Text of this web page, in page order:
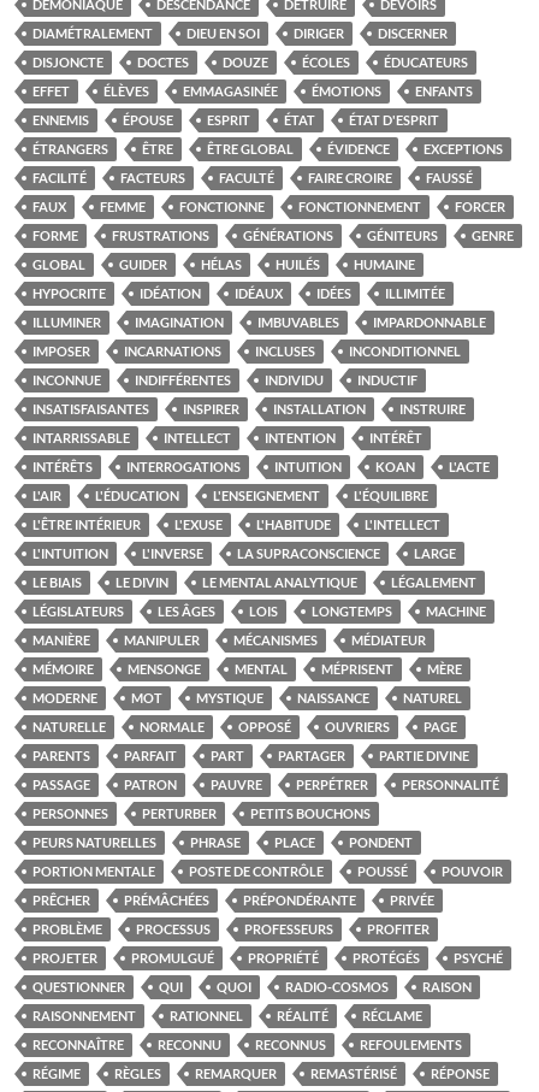
DÉMONIAQUE DESCENDANCE DÉTRUIRE
DEVOIRS
DIAMÉTRALEMENT
DIEU EN SOI DIRIGER
DISCERNER
DISJONCTE
DOCTES DOUZE ÉCOLES
ÉDUCATEURS
EFFET
ÉLÈVES EMMAGASINÉE ÉMOTIONS
ENFANTS
ENNEMIS
ÉPOUSE ESPRIT ÉTAT
ÉTAT D'ESPRIT
ÉTRANGERS
ÊTRE ÊTRE GLOBAL ÉVIDENCE
EXCEPTIONS
FACILITÉ
FACTEURS FACULTÉ FAIRE CROIRE
FAUSSÉ
FAUX
FEMME FONCTIONNE FONCTIONNEMENT
FORCER
FORME
FRUSTRATIONS GÉNÉRATIONS GÉNITEURS
GENRE
GLOBAL
GUIDER HÉLAS HUILÉS
HUMAINE
HYPOCRITE
IDÉATION IDÉAUX IDÉES
ILLIMITÉE
ILLUMINER
IMAGINATION IMBUVABLES
IMPARDONNABLE
IMPOSER
INCARNATIONS INCLUSES
INCONDITIONNEL
INCONNUE
INDIFFÉRENTES INDIVIDU
INDUCTIF
INSATISFAISANTES
INSPIRER INSTALLATION
INSTRUIRE
INTARRISSABLE
INTELLECT INTENTION
INTÉRÊT
INTÉRÊTS
INTERROGATIONS INTUITION KOAN
L'ACTE
L'AIR
L'ÉDUCATION L'ENSEIGNEMENT
L'ÉQUILIBRE
L'ÊTRE INTÉRIEUR
L'EXUSE L'HABITUDE
L'INTELLECT
L'INTUITION
L'INVERSE LA SUPRACONSCIENCE
LARGE
LE BIAIS
LE DIVIN LE MENTAL ANALYTIQUE
LÉGALEMENT
LÉGISLATEURS
LES ÂGES LOIS LONGTEMPS
MACHINE
MANIÈRE
MANIPULER MÉCANISMES
MÉDIATEUR
MÉMOIRE
MENSONGE MENTAL MÉPRISENT
MÈRE
MODERNE
MOT MYSTIQUE NAISSANCE
NATUREL
NATURELLE
NORMALE OPPOSÉ OUVRIERS
PAGE
PARENTS
PARFAIT PART PARTAGER
PARTIE DIVINE
PASSAGE
PATRON PAUVRE PERPÉTRER
PERSONNALITÉ
PERSONNES
PERTURBER
PETITS BOUCHONS
PEURS NATURELLES
PHRASE PLACE
PONDENT
PORTION MENTALE
POSTE DE CONTRÔLE POUSSÉ
POUVOIR
PRÊCHER
PRÉMÂCHÉES PRÉPONDÉRANTE
PRIVÉE
PROBLÈME
PROCESSUS PROFESSEURS
PROFITER
PROJETER
PROMULGUÉ PROPRIÉTÉ PROTÉGÉS
PSYCHÉ
QUESTIONNER
QUI QUOI RADIO-COSMOS
RAISON
RAISONNEMENT
RATIONNEL RÉALITÉ
RÉCLAME
RECONNAÎTRE
RECONNU RECONNUS
REFOULEMENTS
RÉGIME
RÈGLES REMARQUER REMASTÉRISÉ
RÉPONSE